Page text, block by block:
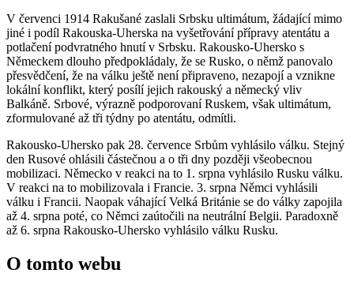
V červenci 1914 Rakušané zaslali Srbsku ultimátum, žádající mimo
jiné i podíl Rakouska-Uherska na vyšetřování přípravy atentátu a
potlačení podvratného hnutí v Srbsku. Rakousko-Uhersko s
Německem dlouho předpokládaly, že se Rusko, o němž panovalo
přesvědčení, že na válku ještě není připraveno, nezapojí a vznikne
lokální konflikt, který posílí jejich rakouský a německý vliv
Balkáně. Srbové, výrazně podporovaní Ruskem, však ultimátum,
zformulované až tři týdny po atentátu, odmítli.
Rakousko-Uhersko pak 28. července Srbům vyhlásilo válku. Stejný
den Rusové ohlásili částečnou a o tři dny později všeobecnou
mobilizaci. Německo v reakci na to 1. srpna vyhlásilo Rusku válku.
V reakci na to mobilizovala i Francie. 3. srpna Němci vyhlásili
válku i Francii. Naopak váhající Velká Británie se do války zapojila
až 4. srpna poté, co Němci zaútočili na neutrální Belgii. Paradoxně
až 6. srpna Rakousko-Uhersko vyhlásilo válku Rusku.
O tomto webu